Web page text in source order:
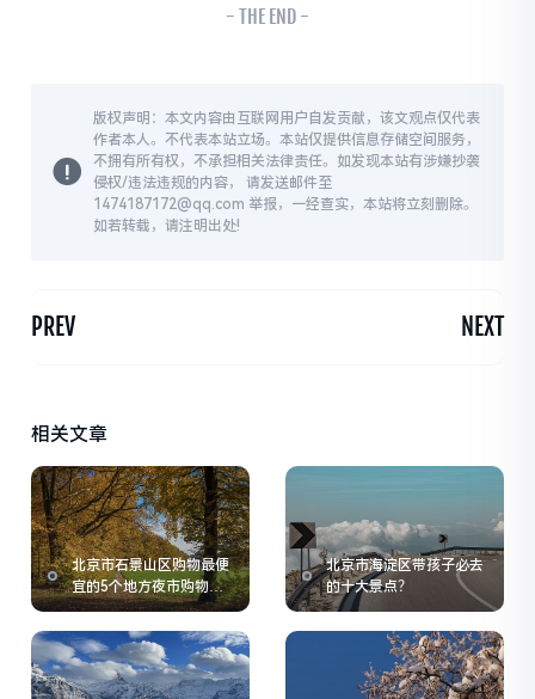
- THE END -
版权声明：本文内容由互联网用户自发贡献，该文观点仅代表
作者本人。不代表本站立场。本站仅提供信息存储空间服务，
不拥有所有权，不承担相关法律责任。如发现本站有涉嫌抄袭
侵权/违法违规的内容， 请发送邮件至
1474187172@qq.com 举报，一经查实，本站将立刻删除。
如若转载，请注明出处!
PREV NEXT
相关文章
北京市石景山区购物最便
宜的5个地方夜市购物指
南
北京市海淀区带孩子必去
的十大景点？